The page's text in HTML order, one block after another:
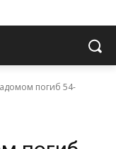
погиб 54-